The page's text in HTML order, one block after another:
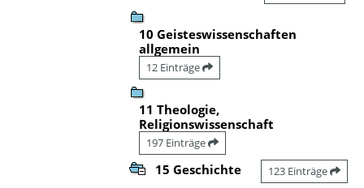
10 Geisteswissenschaften
allgemein
12 Einträge
11 Theologie,
Religionswissenschaft
197 Einträge
15 Geschichte 123 Einträge